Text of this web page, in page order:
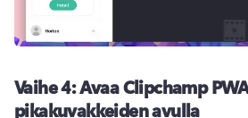
Vaihe 4: Avaa Clipchamp
pikakuvakkeiden avulla